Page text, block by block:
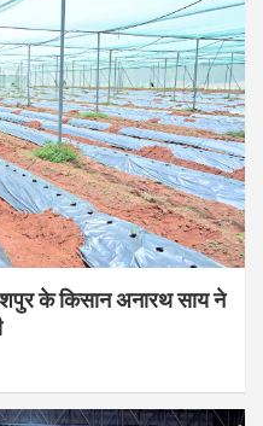
के किसान अनारथ साय ने